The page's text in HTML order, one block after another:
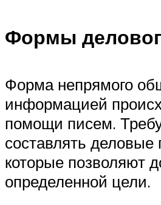
Формы
Форма непрямого
информацией
помощи писем.
составлять деловые
которые позволяют
определенной цели.